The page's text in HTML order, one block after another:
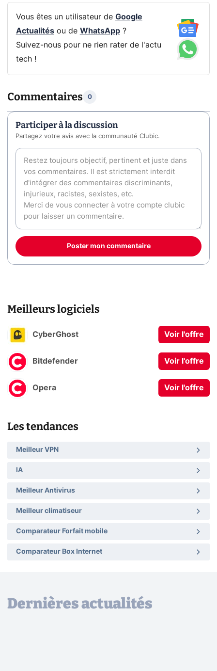
Vous êtes un utilisateur de Google
Actualitésou de WhatsApp?
Suivez-nous pour ne rien rater de l'actu
tech !
Commentaires 0
Participer à la discussion
Partagez votre avis avec la communauté Clubic.
Poster mon commentaire
Meilleurs logiciels
CyberGhost Voir l'offre
Bitdefender Voir l'offre
Opera Voir l'offre
Les tendances
Meilleur VPN
IA
Meilleur Antivirus
Meilleur climatiseur
Comparateur Forfait mobile
Comparateur Box Internet
Dernières actualités